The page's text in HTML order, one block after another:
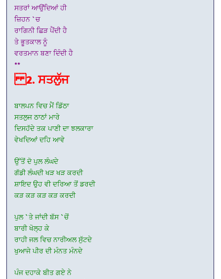
ਸਤਰਾਂ ਆਉਂਦਿਆਂ ਹੀ
ਜ਼ਿਹਨ `ਚ
ਰਾਗਿਨੀ ਛਿੜ ਪੈਂਦੀ ਹੈ
ਤੇ ਭੂਤਕਾਲ ਨੂੰ
ਵਰਤਮਾਨ ਬਣਾ ਦਿੰਦੀ ਹੈ
**
2. ਸਤਲੁੱਜ
ਬਾਲਪਨ ਵਿਚ ਮੈਂ ਡਿੱਠਾ
ਸਤਲੁਜ ਠਾਠਾਂ ਮਾਰੇ
ਦਿਸਹੱਦੇ ਤਕ ਪਾਣੀ ਦਾ ਝਲਕਾਰਾ
ਵੇਖਦਿਆਂ ਦਹਿ ਆਵੇ
ਉੱਤੋਂ ਦੋ ਪੁਲ ਲੰਘਦੇ
ਗੱਡੀ ਲੰਘਦੀ ਖੜ ਖੜ ਕਰਦੀ
ਸ਼ਾਇਦ ਉਹ ਵੀ ਦਰਿਆ ਤੋਂ ਡਰਦੀ
ਕੜ ਕੜ ਕੜ ਕੜ ਕਰਦੀ
ਪੁਲ `ਤੇ ਜਾਂਦੀ ਬੱਸ `ਚੋਂ
ਬਾਰੀ ਖੋਲ੍ਹ ਕੇ
ਰਾਹੀ ਜਲ ਵਿਚ ਨਾਰੀਅਲ ਸੁੱਟਦੇ
ਖੁਆਜੇ ਪੀਰ ਦੀ ਮੰਨਤ ਮੰਨਦੇ
ਪੰਜ ਦਹਾਕੇ ਬੀਤ ਗਏ ਨੇ